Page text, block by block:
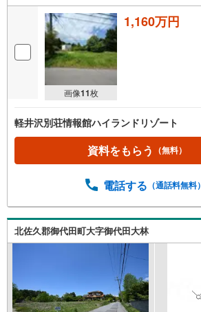
画像11枚
1,160万円
軽井沢別荘情報館ハイランドリゾート
資料をもらう （無料）
電話する （通話料無料）
北佐久郡御代田町大字御代田大林